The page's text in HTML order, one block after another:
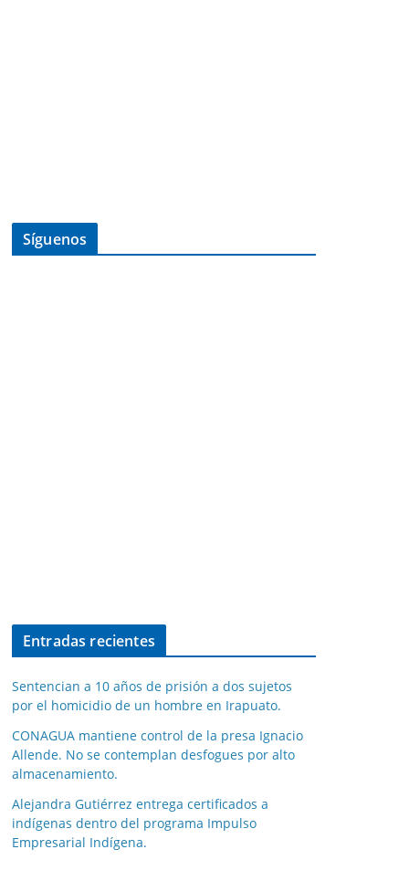
Síguenos
Entradas recientes
Sentencian a 10 años de prisión a dos sujetos
por el homicidio de un hombre en Irapuato.
CONAGUA mantiene control de la presa Ignacio
Allende. No se contemplan desfogues por alto
almacenamiento.
Alejandra Gutiérrez entrega certificados a
indígenas dentro del programa Impulso
Empresarial Indígena.